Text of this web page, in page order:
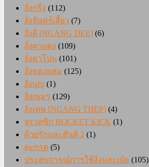
งั่งกริ่ง (112)
งั่งจันทร์เสี้ยว (7)
งั่งดี [NGANG DEE] (6)
งั่งตาแดง (109)
งั่งตาโปน (101)
งั่งทองผสม (125)
งั่งบุญ (1)
งั่งเขมร (129)
งั่งเทพ [NGANG THEP] (4)
จรวดขิก ROCKET KICK (1)
ด้วยรักและสันติ 2 (1)
ตะกรุด (5)
ประสบการณ์การใช้งั่งและเป๋อ (105)